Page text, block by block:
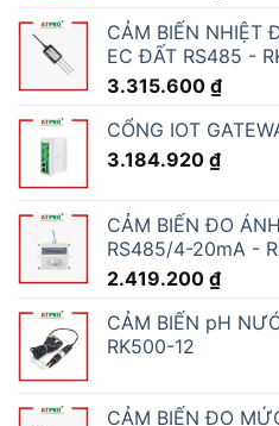
CẢM BIẾN NHIỆT
EC ĐẤT RS485 -
3.315.600 ₫
CỔNG IOT
3.184.920 ₫
CẢM BIẾN ĐO
RS485/4-20mA -
2.419.200 ₫
CẢM BIẾN pH
RK500-12
CẢM BIẾN ĐO